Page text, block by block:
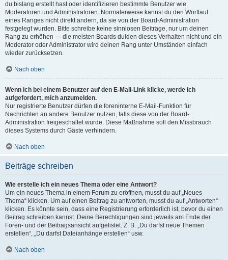
du bislang erstellt hast oder identifizieren bestimmte Benutzer wie
Moderatoren und Administratoren. Normalerweise kannst du den Wortlaut
eines Ranges nicht direkt ändern, da sie von der Board-Administration
festgelegt wurden. Bitte schreibe keine sinnlosen Beiträge, nur um deinen
Rang zu erhöhen — die meisten Boards dulden dieses Verhalten nicht und ein
Moderator oder Administrator wird deinen Rang unter Umständen einfach
wieder zurücksetzen.
Nach oben
Wenn ich bei einem Benutzer auf den E-Mail-Link klicke, werde ich
aufgefordert, mich anzumelden.
Nur registrierte Benutzer dürfen die foreninterne E-Mail-Funktion für
Nachrichten an andere Benutzer nutzen, falls diese von der Board-
Administration freigeschaltet wurde. Diese Maßnahme soll den Missbrauch
dieses Systems durch Gäste verhindern.
Nach oben
Beiträge schreiben
Wie erstelle ich ein neues Thema oder eine Antwort?
Um ein neues Thema in einem Forum zu eröffnen, musst du auf „Neues
Thema“ klicken. Um auf einen Beitrag zu antworten, musst du auf „Antworten“
klicken. Es könnte sein, dass eine Registrierung erforderlich ist, bevor du einen
Beitrag schreiben kannst. Deine Berechtigungen sind jeweils am Ende der
Foren- und der Beitragsansicht aufgelistet. Z. B. „Du darfst neue Themen
erstellen“, „Du darfst Dateianhänge erstellen“ usw.
Nach oben